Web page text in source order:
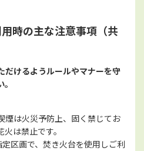
時の主な注意事項（共
だけるようルールやマナーを守
煙は火災予防上、固く禁じてお
は禁止です。
区画で、焚き火台を使用しご利